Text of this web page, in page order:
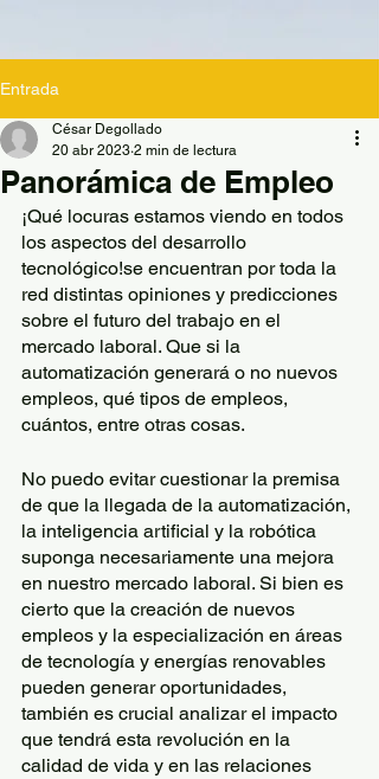
Entrada
Panorámica de Empleo
César Degollado
20 abr 2023 2 min de lectura
¡Qué locuras estamos viendo en todos
los aspectos del desarrollo
tecnológico!se encuentran por toda la
red distintas opiniones y predicciones
sobre el futuro del trabajo en el
mercado laboral. Que si la
automatización generará o no nuevos
empleos, qué tipos de empleos,
cuántos, entre otras cosas.
No puedo evitar cuestionar la premisa
de que la llegada de la automatización,
la inteligencia artificial y la robótica
suponga necesariamente una mejora
en nuestro mercado laboral. Si bien es
cierto que la creación de nuevos
empleos y la especialización en áreas
de tecnología y energías renovables
pueden generar oportunidades,
también es crucial analizar el impacto
que tendrá esta revolución en la
calidad de vida y en las relaciones